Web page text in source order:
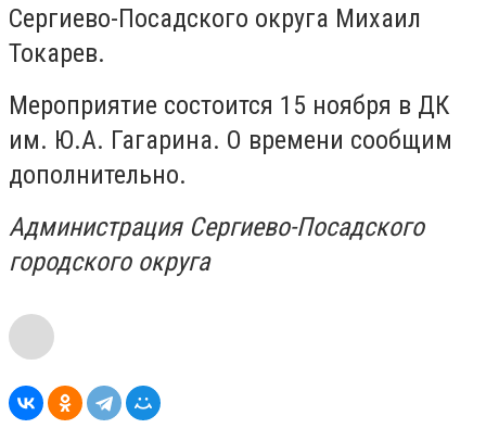
Сергиево-Посадского округа Михаил
Токарев.
Мероприятие состоится 15 ноября в ДК
им. Ю.А. Гагарина. О времени сообщим
дополнительно.
Администрация Сергиево-Посадского
городского округа